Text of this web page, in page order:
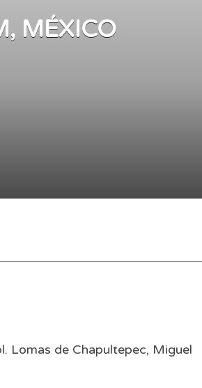
MÉXICO
Lomas de Chapultepec, Miguel